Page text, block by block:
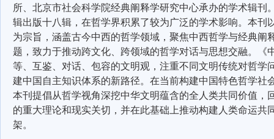
所、北京市社会科学院经典阐释学研究中心承办的学术辑刊
辑出版十八辑，在哲学界积累了较为广泛的学术影响。本刊
为宗旨，涵盖古今中西的哲学领域，聚焦中西哲学与经典阐
题，致力于推动跨文化、跨领域的哲学对话与思想交融。《
等、互鉴、对话、包容的文明观，注重不同文明传统对哲学
建中国自主知识体系的新路径。在当前构建中国特色哲学社
本刊提倡从哲学视角深挖中华文明蕴含的全人类共同价值，
的重大理论和现实关切，并在此基础上推动构建人类命运共
架。